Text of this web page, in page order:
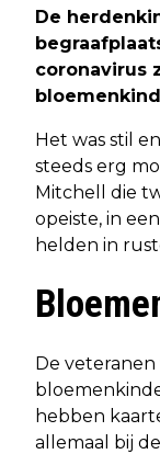
De
coronavirus
Het was stil
steeds erg
Mitchell die
opeiste, in
helden in
De
hebben
allemaal bij